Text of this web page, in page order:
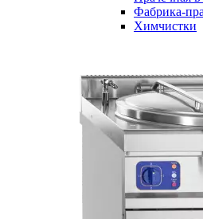
Фабрика-
Химчистки